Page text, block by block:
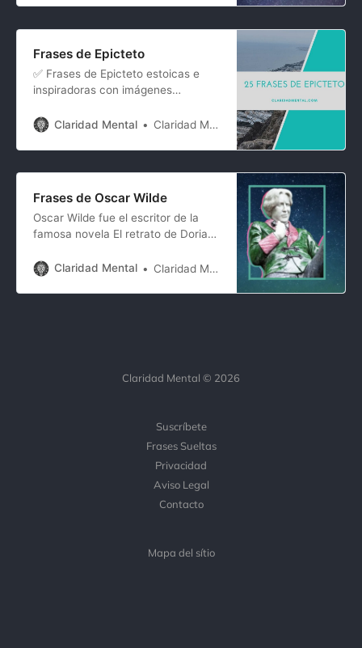
sobre el amor, como no podría ser
hemos hecho una selección con las
frases
Frases de Epicteto
✅ Frases de Epicteto estoicas e
inspiradoras con imágenes
seres queridos
Claridad Mental Claridad Mental
Frases de Oscar Wilde
Oscar Wilde fue el escritor de la
famosa novela El retrato de Dorian
interesante marcada por sus
poemas y algún que otro escándalo
Claridad Mental Claridad Mental
Claridad Mental © 2026
Suscríbete
Frases Sueltas
Privacidad
Aviso Legal
Contacto
Mapa del sítio